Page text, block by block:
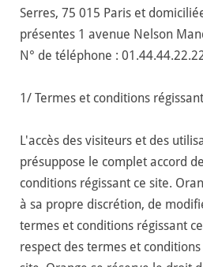
Serres, 75 015 Paris et
présentes 1 avenue Nelson
N° de téléphone :
1/ Termes et conditions
L'accès des visiteurs et des
présuppose le complet accord
conditions régissant ce site.
à sa propre discrétion, de
termes et conditions régissant
respect des termes et